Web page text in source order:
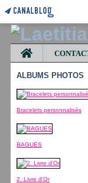
Home
ALBUMS PHOTOS
Bracelets personnalisés
BAGUES
2. Livre d'Or